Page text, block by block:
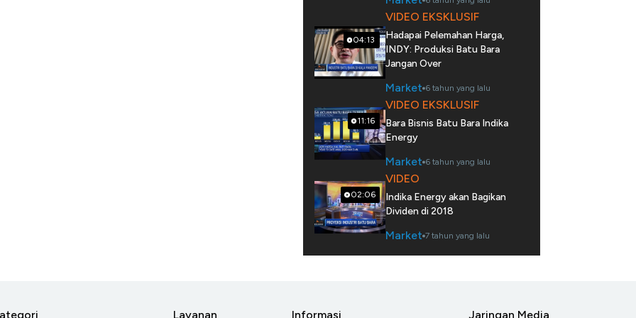
04:13
VIDEO EKSKLUSIF
Hadapai Pelemahan Harga,
INDY: Produksi Batu Bara
Jangan Over
Market 6 tahun yang lalu
11:16
VIDEO EKSKLUSIF
Bara Bisnis Batu Bara Indika
Energy
Market 6 tahun yang lalu
02:06
VIDEO
Indika Energy akan Bagikan
Dividen di 2018
Market 7 tahun yang lalu
Layanan Informasi Jaringan Media